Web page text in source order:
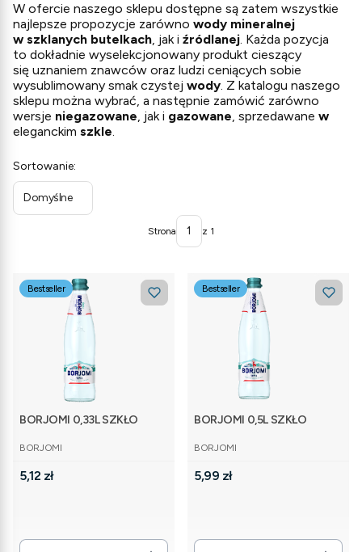
W ofercie naszego sklepu dostępne są zatem wszystkie
najlepsze propozycje zarówno wody mineralnej
w szklanych butelkach, jak i źródlanej. Każda pozycja
to dokładnie wyselekcjonowany produkt cieszący
się uznaniem znawców oraz ludzi ceniących sobie
wysublimowany smak czystej wody. Z katalogu naszego
sklepu można wybrać, a następnie zamówić zarówno
wersje niegazowane, jak i gazowane, sprzedawane w
eleganckim szkle.
Lista produktów
Sortowanie:
Domyślne
Strona z 1
Bestseller
BORJOMI 0,33L SZKŁO
PRODUCENT
BORJOMI
Cena
5,12 zł
Bestseller
BORJOMI 0,5L SZKŁO
PRODUCENT
BORJOMI
Cena
5,99 zł